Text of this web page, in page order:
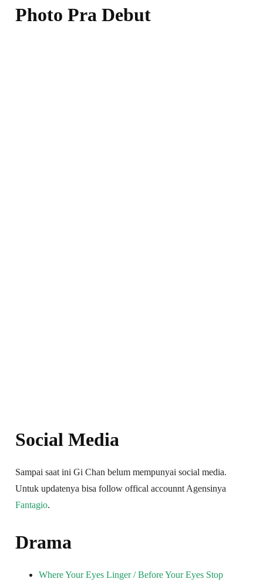
Photo Pra Debut
Social Media
Sampai saat ini Gi Chan belum mempunyai social media.
Untuk updatenya bisa follow offical accounnt Agensinya
Fantagio.
Drama
Where Your Eyes Linger / Before Your Eyes Stop